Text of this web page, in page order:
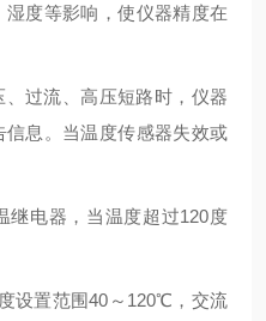
度等影响，使仪器精度在
、过流、高压短路时，仪器
息。当温度传感器失效或
继电器，当温度超过120度
设置范围40～120℃，交流